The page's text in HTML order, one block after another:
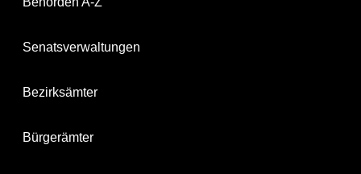
Senatsverwaltungen
Bezirksämter
Bürgerämter